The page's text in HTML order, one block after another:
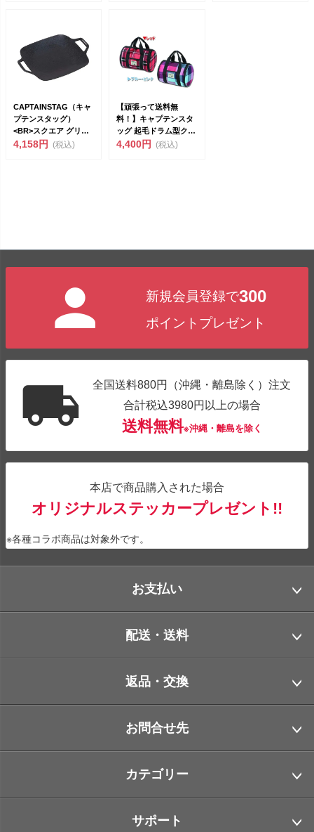
CAPTAINSTAG（キャ
プテンスタッグ）
<BR>スクエア グリル
プレ...
4,158円 (税込)
【頑張って送料無
料！】キャプテンスタ
ッグ 起毛ドラム型クー
ラーバッグ4L UE-53...
4,400円 (税込)
新規会員登録で300
ポイントプレゼント
全国送料880円（沖縄・離島除く）注文
合計税込3980円以上の場合
送料無料※沖縄・離島を除く
本店で商品購入された場合
オリジナルステッカープレゼント!!
※各種コラボ商品は対象外です。
お支払い
配送・送料
返品・交換
お問合せ先
カテゴリー
サポート